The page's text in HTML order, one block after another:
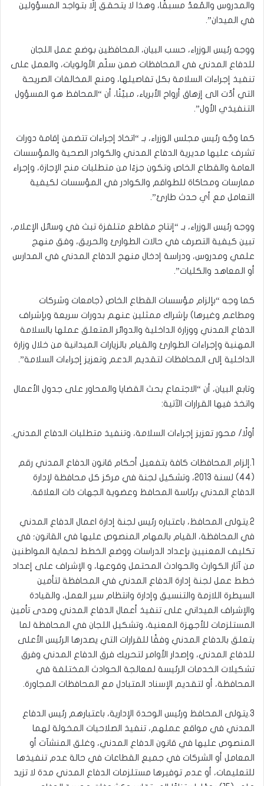
والمدروس والمُعدّ مسبقًا، وهذا لا يتحقق إلّا بتواجد المسؤولين
في الميدان”.
ووجه رئيس الوزراء، حسب البيان، المحافظين بوضع عمل اللجان
للدفاع المدني في المحافظات ضمن سلّم الأولويات، والعمل على
تنفيذ إجراءات السلامة بكل تفاصيلها، ومنع المخالفات الصريحة
التي أدّت الى إزهاق أرواح الأبرياء، مبيّنًا، أن “المحافظ هو المسؤول
التنفيذي الأول”.
كما وجّه رئيس مجلس الوزراء، بـ “اتخاذ إجراءات تتضمن إقامة دورات
تشرف عليها مديرية الدفاع المدني والكوادر الصحية والمؤسسات
العامة والقطاع الخاص وتكون جزءًا من متطلبات منح الإجازة، وإجراء
ممارسات ومحاكاة للطواقم والكوادر في المؤسسات لكيفية
التعامل مع أي حدث طارئ”.
ووجه رئيس الوزراء، بـ “إنتاج مقاطع متلفزة تبث في وسائل الإعلام،
تبين كيفية التصرف في حالات الطوارئ والحريق، وفق منهج
علمي ومدروس، ودراسة إدخال منهج الدفاع المدني في المدارس
أو المعاهد والكليات”.
كما وجه “بإلزام مؤسسات القطاع الخاص (جامعات وشركات
ومطاعم وغيرها) بإشراك ممثلين عنهم بدورات سريعة وبإشراف
الدفاع المدني ووزارة الداخلية والدوائر المتعلق عملها بالسلامة
المهنية وإجراءات الطوارئ والقيام بالزيارات الميدانية من خلال وزارة
الداخلية إلى المحافظات لتقديم الدعم وتعزيز إجراءات السلامة”.
وتابع البيان، أن “الاجتماع بحث القضايا والمحاور على جدول الأعمال
واتخذ فيها القرارات الآتية:
أولًا/ محور تعزيز إجراءات السلامة، وتنفيذ متطلبات الدفاع المدني.
1.إلزام المحافظات كافة بتفعيل أحكام قانون الدفاع المدني رقم
(44) لسنة 2013، وتشكيل لجنة في مركز كل محافظة لإدارة
الدفاع المدني برئاسة المحافظ وعضوية الجهات ذات العلاقة.
2.يتولى المحافظ، باعتباره رئيس لجنة إدارة اعمال الدفاع المدني
في المحافظة، القيام بالمهام المنصوص عليها في القانون؛ في
تكليف المعنيين بإعداد الدراسات ووضع الخطط لحماية المواطنين
من آثار الكوارث والحوادث المحتمل وقوعها، و الإشراف على إعداد
خطط عمل لجنة إدارة الدفاع المدني في المحافظة لتأمين
السيطرة اللازمة والتنسيق وإدارة وانتظام سير العمل، والقيادة
والإشراف الميداني على تنفيذ أعمال الدفاع المدني ومدى تأمين
المستلزمات للأجهزة المعنية، وتشكيل اللجان في المحافظة لما
يتعلق بالدفاع المدني وفقًا للقرارات التي يصدرها الرئيس الأعلى
للدفاع المدني، وإصدار الأوامر لتحريك فرق الدفاع المدني وفرق
تشكيلات الخدمات الرئيسة لمعالجة الحوادث المختلفة في
المحافظة، أو لتقديم الإسناد المتبادل مع المحافظات المجاورة.
3.يتولى المحافظ ورئيس الوحدة الإدارية، باعتبارهم رئيس الدفاع
المدني في مواقع عملهم، تنفيذ الصلاحيات المخولة لهما
المنصوص عليها في قانون الدفاع المدني، وغلق المنشآت أو
المعامل أو الشركات في جميع القطاعات في حالة عدم تنفيذها
للتعليمات، أو عدم توفيرها مستلزمات الدفاع المدني مدة لا تزيد